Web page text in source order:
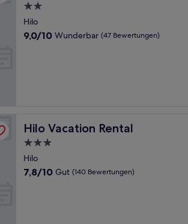
2.0-
Sterne-
Unterkunft
Hilo
9.0
9,0/10 Wunderbar (47 Bewertungen)
Hilo Vacation Rental
Hilo Vacation Rental
3.0-
Sterne-
Unterkunft
Hilo
7.8
7,8/10 Gut (140 Bewertungen)